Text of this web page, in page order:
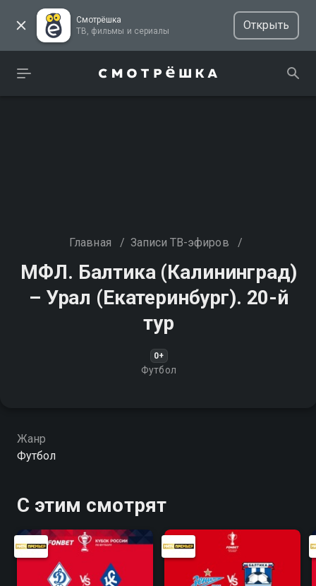
Смотрёшка
ТВ, фильмы и сериалы
Открыть
Главная / Записи ТВ-эфиров /
МФЛ. Балтика (Калининград)
– Урал (Екатеринбург). 20-й
тур
0+
Футбол
Жанр
Футбол
С этим смотрят